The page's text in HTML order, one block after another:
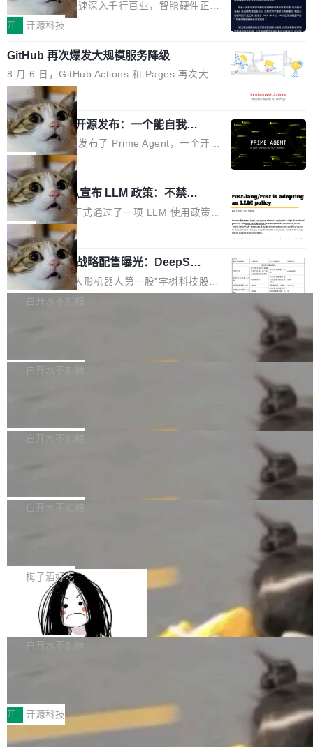
度宣传的。」 这才是真正的痛点。不是所有论文
都有问题，是最吸引眼球的那批论文最有问题。
他引用的帖子来自 Mathew Shen，一位 ICLR 2
026 的读者：「看了篇 ...
工作过。近日他在 X 上发了一条帖子，列出了他
认为现代 AI 领域最重要的三个开源项目。 第一
个名字毫无悬念：Flash Attention 2。 Hieu 的
理由很具体。FA 系列不需要解释，但 FA2 是他
认为最重要的一个——复杂度恰到好处，刚好能
驱动你去学 CuTe，但还没被那些"邪恶的" Hopp
er++ 优化所淹没，足够容易修改和适配。 更关
键的是 FA2 的持久性...
随着万物智联加速深入千行百业，智能硬件正从
单点设备迈向智能化、网联化、协同化发展。作
鸿蒙通过统一技术底座和分布式能力，为不同类
型智能设备的开发、连接与互联提供关键支撑，
也为产业链企业探索产品创新与商业增长打开新
的空间。 8月14日，开源鸿蒙智能硬件开发者日
（OHDD：OpenHarmony Hardware Develope
r Day）将在杭州启航。活动面向智能硬件产业
链企业和开发者，邀请行业专家与资深技术顾
问，围绕开源鸿蒙技术能力、设备适配、芯片适
配、功耗与稳定性调优、兼容性测评及统一互联
等内容展开系统讲解和实战交流，帮助企业进一
步了解开源鸿蒙在智能...
开 开源科技
GitHub 再次爆发大规模服务降级
8 月 6 日，GitHub Actions 和 Pages 再次大规
模服务降级，Actions 完全不可用超过 5 小时，
webhook 停发，连自托管 runner 也因调度层故
障无法工作。Pages、Copilot code review、C
opilot coding agent 全部受影响。从检测到完全
恢复，大约 12 小时。 这是 2026 年 8 月的第六
起事故，其中四起与 AI/Copilot 服务相关。 Git
Hub 员工 kdaigle 在 HN 讨论中贴出了一组数
据：2025 年全年 10 亿次 commit。现在，每周
2.75 亿次，全年预计 140 亿次。GitHub...
局
Prime Agent 开源发布：一个能自我改
进的编程 Agent，ARC-AGI 3 超越人类
专家基线
Prime Intellect 发布了 Prime Agent，一个开源
的编程 Agent Harness，核心设计围绕两个抽
象：Recursive Language Model（RLM）和 C
ontinual Harness。在 ARC-AGI 3 基准测试
上，Prime Agent + Opus 5 的组合达到了 95.
5% RHAE Best@1，超过了 ARC 报告的人类专
家基线 95.4%。 不是又一个 coding agent 包装
器 Prime Agent 的架构和市面上大多数 coding
agent 有本质区别。大多数 agent harness 的设
计是基于早期模型的能力—...
局
Rust 项目团队宣布 LLM 政策：不禁
止，但你要承认哪些代码不是你写的
Rust 语言项目正式通过了一项 LLM 使用政策，
覆盖 rust-lang/rust 单一仓库的代码贡献。这不
是项目级别的官方立场，目前由五个团队采纳，
但它可能是主流开源项目中关于 AI 辅助贡献最
细致的一份规则。 政策的核心只有一句话：LLM
可以用来分析、提炼、审阅、建议，但不能用来
不得生成涉及安全性的关键变更，除非作者本身
局
宇树科技 IPO 战略配售曝光：DeepSe
ek 获配 93.3 万股，锁定 36 个月
8月6日晚间，“人形机器人第一股”宇树科技股份
有限公司披露IPO发行价格及战略配售结果，杭
36个月。 公告显示，本次宇树科技战略配售对
员工参与设立的专项资产管理计划。其中，Dee
获配9...
白开水不加糖
Bug fixes and enhancements 修复多次传递同
一个回归问题，该问题导致拉取镜像时会拒绝包
题，该问题可能导致在旧版 Linux 内核...
白开水不加糖
e 孵化器项目管理委员会（IPMC）投票中获得
P）！这一里程碑不仅标志着 Fluss 迈入新的发
白开水不加糖
长期停止内容更新，未能实现其作为“AI版维基百
提交的编辑请求也长期处于待处理状态。 Groki
pedia 于去年底上线，定位为由人工智能生成内
容的百科平台，被马斯克视为传统众包百科网站
维基百科的替代方案。Lawfare 调查发现，无论
热门页面还是低关注度页面，均未出现近期更
白开水不加糖
是这样的：配 MessageSource 的 Bean、写 R
eloadableResourceBundleMessageSource、
声明 LocaleResolver、注册 LocaleChangeInt
erceptor…五六步之后才能看到第一行翻译文
本。 Solon 换了个方式。整个 i18n 模块围绕三
梅子酒好吃
Apache Doris 4.1 全面增强 Iceberg：
支持 UPDATE、MERGE INTO 与 Iceb
erg V3
Apache Doris 4.1 要补齐的，正是缺失的那一
半。在已有查询能力的基础上，Doris 进一步支
常维护操作，并完整支持 Iceberg V3 格式。
白开水不加糖
村国家自主创新示范区会议中心开幕。本届大会
由中关村智联软件服务业质量创新联盟主办，以
开 开源科技